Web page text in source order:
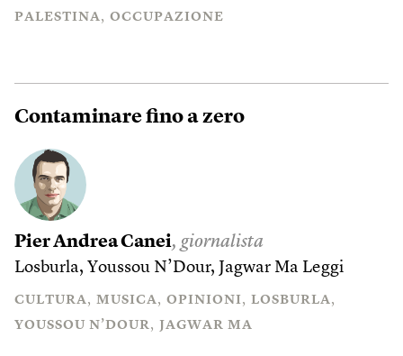
PALESTINA
OCCUPAZIONE
Contaminare fino a zero
Pier Andrea Canei, giornalista
Losburla, Youssou N’Dour, Jagwar Ma Leggi
CULTURA MUSICA OPINIONI
LOSBURLA
YOUSSOU N’DOUR
JAGWAR MA